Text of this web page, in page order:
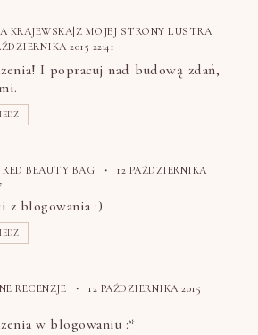
KRAJEWSKA|Z MOJEJ STRONY LUSTRA
2015 22:41
I popracuj nad budową zdań,
BEAUTY BAG
12 PAŹDZIERNIKA
z blogowania :)
RECENZJE
12 PAŹDZIERNIKA 2015
w blogowaniu :*